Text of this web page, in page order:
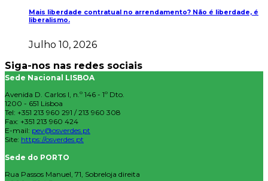
Mais liberdade contratual no arrendamento? Não é liberdade, é
liberalismo.
Julho 10, 2026
Siga-nos nas redes sociais
Sede Nacional LISBOA
Avenida D. Carlos I, n.º 146 - 1º Dto.
1200 - 651 Lisboa
Tel: +351 213 960 291 / 213 960 308
Fax: +351 213 960 424
E-mail: pev@osverdes.pt
Site: https://osverdes.pt
Sede do PORTO
Rua Passos Manuel, 71, Sobreloja direita